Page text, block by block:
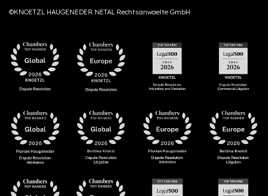
©KNOETZL HAUGENEDER NETAL Rechtsanwaelte GmbH